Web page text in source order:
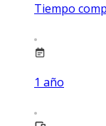
Tiempo
1 año